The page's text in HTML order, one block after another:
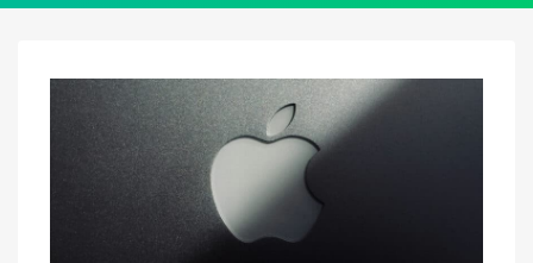
Entwickler
bei
Apple